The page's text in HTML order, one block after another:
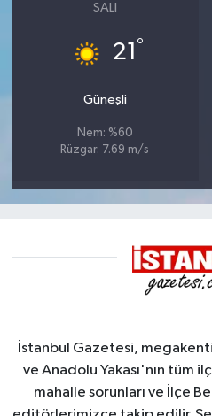
SALI
21 °
Güneşli
Nem: %60
Rüzgar: 7.69 m/s
İstanbul Gazetesi,
ve Anadolu Yakası'nın tüm
mahalle sorunları ve İlçe